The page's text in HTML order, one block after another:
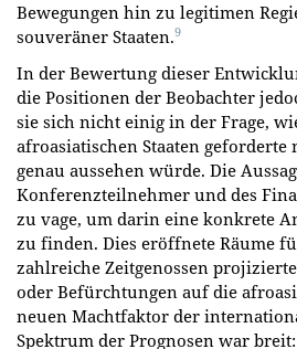
Bewegungen hin zu legitimen
souveräner Staaten.9
In der Bewertung dieser
die Positionen der Beobachter
sie sich nicht einig in der Frage,
afroasiatischen Staaten
genau aussehen würde. Die
Konferenzteilnehmer und des
zu vage, um darin eine konkrete
zu finden. Dies eröffnete Räume
zahlreiche Zeitgenossen
oder Befürchtungen auf die
neuen Machtfaktor der
Spektrum der Prognosen war